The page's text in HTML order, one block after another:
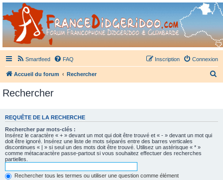
France Didgeridoo
Didgeridoo et Guimbarde sur France Didgeridoo - retrouvez la communauté.
Smartfeed FAQ Connexion
Inscription
Accueil du forum Rechercher
e
Rechercher
REQUÊTE DE LA RECHERCHE
Rechercher par mots-clés :
Insérez le caractère « + » devant un mot qui doit être trouvé et « - » devant un mot qui
doit être ignoré. Insérez une liste de mots séparés entre des barres verticales
discontinues « | » si seul un des mots doit être trouvé. Utilisez un astérisque « * »
comme métacaractère passe-partout si vous souhaitez effectuer des recherches
partielles.
Rechercher tous les termes ou utiliser une question comme élément